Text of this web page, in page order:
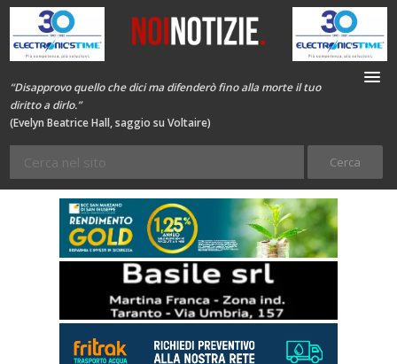
“Disapprovo quello che dici ma difenderò fino alla morte il tuo
diritto a dirlo.”
(Evelyn Beatrice Hall, saggio su Voltaire)